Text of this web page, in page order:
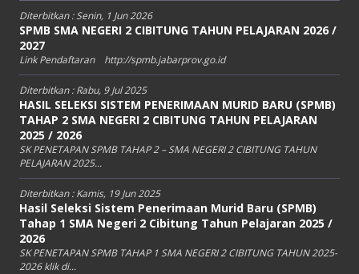
Diterbitkan :Senin, 1 Jun 2026
SPMB SMA NEGERI 2 CIBITUNG TAHUN PELAJARAN 2026 /
2027
Link Pendaftaran http://spmb.jabarprov.go.id
Diterbitkan :Rabu, 9 Jul 2025
HASIL SELEKSI SISTEM PENERIMAAN MURID BARU (SPMB)
TAHAP 2 SMA NEGERI 2 CIBITUNG TAHUN PELAJARAN
2025 / 2026
SK PENETAPAN SPMB TAHAP 2 – SMA NEGERI 2 CIBITUNG TAHUN
PELAJARAN 2025...
Diterbitkan :Kamis, 19 Jun 2025
Hasil Seleksi Sistem Penerimaan Murid Baru (SPMB)
Tahap 1 SMA Negeri 2 Cibitung Tahun Pelajaran 2025 /
2026
SK PENETAPAN SPMB TAHAP 1 SMA NEGERI 2 CIBITUNG TAHUN 2025-
2026 klik di...